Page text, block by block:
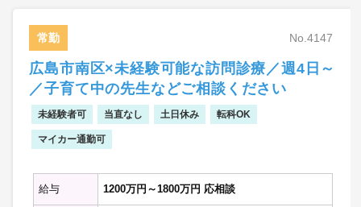
常勤 No.4147
広島市南区×未経験可能な訪問診療／週4日～
／子育て中の先生などご相談ください
未経験者可 当直なし 土日休み 転科OK
マイカー通勤可
給与 1200万円～1800万円 応相談